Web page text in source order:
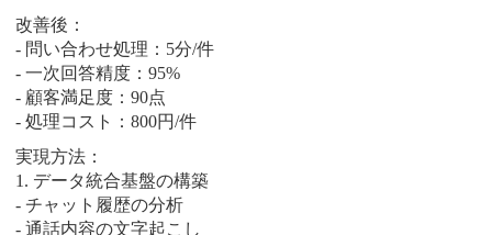
改善後：
- 問い合わせ処理：5分/件
- 一次回答精度：95%
- 顧客満足度：90点
- 処理コスト：800円/件
実現方法：
1. データ統合基盤の構築
- チャット履歴の分析
- 通話内容の文字起こし